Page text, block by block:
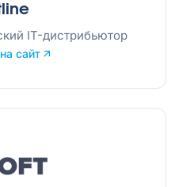
IT-дистрибьютор
сайт